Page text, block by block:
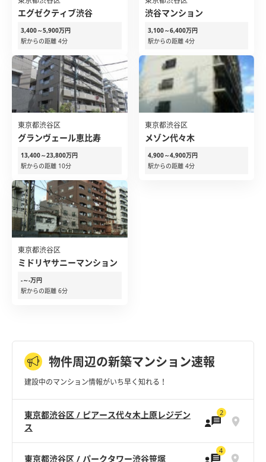
エグゼクティブ渋谷
3,400～5,900万円
駅からの距離 4分
渋谷マンション
3,100～6,400万円
駅からの距離 4分
東京都渋谷区
グランヴェール恵比寿
13,400～23,800万円
駅からの距離 10分
東京都渋谷区
メゾン代々木
4,900～4,900万円
駅からの距離 4分
東京都渋谷区
ミドリヤサニーマンション
-～-万円
駅からの距離 6分
物件周辺の新築マンション速報
建設中のマンション情報がいち早く知れる！
東京都渋谷区 / ピアース代々木上原レジデン
ス
2
東京都渋谷区 / パークタワー渋谷笹塚
4